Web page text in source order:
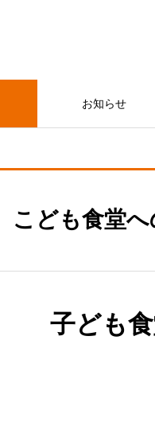
お知らせ
こども食堂
子ども